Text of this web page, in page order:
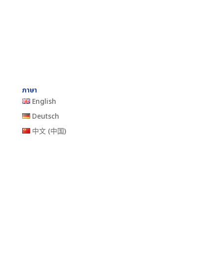
ภาษา
English
Deutsch
中文 (中国)